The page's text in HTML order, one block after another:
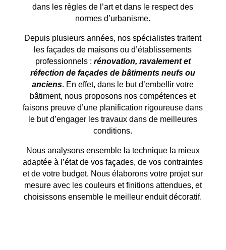
dans les règles de l’art et dans le respect des
normes d’urbanisme.
Depuis plusieurs années, nos spécialistes traitent
les façades de maisons ou d’établissements
professionnels : rénovation, ravalement et
réfection de façades de bâtiments neufs ou
anciens. En effet, dans le but d’embellir votre
bâtiment, nous proposons nos compétences et
faisons preuve d’une planification rigoureuse dans
le but d’engager les travaux dans de meilleures
conditions.
Nous analysons ensemble la technique la mieux
adaptée à l’état de vos façades, de vos contraintes
et de votre budget. Nous élaborons votre projet sur
mesure avec les couleurs et finitions attendues, et
choisissons ensemble le meilleur enduit décoratif.